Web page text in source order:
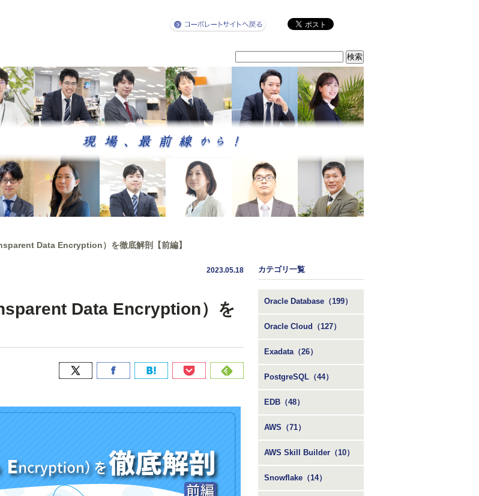
Data Encryption）を徹底解剖【前編】
2023.05.18
Data Encryption）を
カテゴリ一覧
Oracle Database（199）
Oracle Cloud（127）
Exadata（26）
PostgreSQL（44）
EDB（48）
AWS（71）
AWS Skill Builder（10）
Snowflake（14）